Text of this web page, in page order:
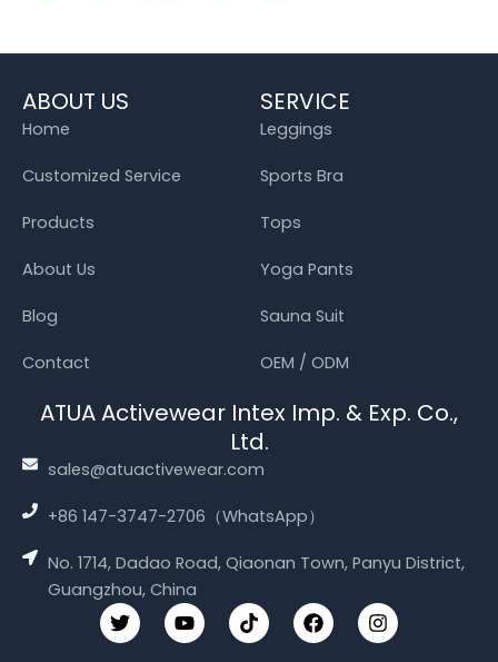
r e o r
ABOUT US
Home
Customized Service
Products
About Us
Blog
Contact
SERVICE
Leggings
Sports Bra
Tops
Yoga Pants
Sauna Suit
OEM / ODM
ATUA Activewear Intex Imp. & Exp. Co.,
Ltd.
sales@atuactivewear.com
+86 147-3747-2706（WhatsApp）
No. 1714, Dadao Road, Qiaonan Town, Panyu District,
Guangzhou, China
T
w
i
Y
o
u
T
i
k
F
a
c
I
n
s